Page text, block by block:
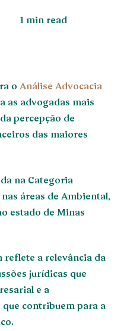
1 min read
o Análise Advocacia
as advogadas mais
percepção de
das maiores
na Categoria
áreas de Ambiental,
estado de Minas
a relevância da
jurídicas que
e a
contribuem para a